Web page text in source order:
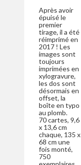
Après avoir
épuisé le
premier
tirage, il a été
réimprimé en
2017 ! Les
images sont
toujours
imprimées en
xylogravure,
les dos sont
désormais en
offset, la
boîte en typo
au plomb.
70 cartes, 9,6
x 13,6 cm
chaque, 135 x
68 cm une
fois monté,
750